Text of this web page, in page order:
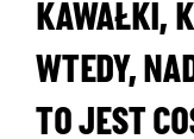
KAWAŁKI,
WTEDY,
TO JEST